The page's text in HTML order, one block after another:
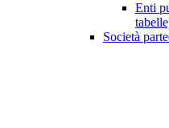
Enti
Società